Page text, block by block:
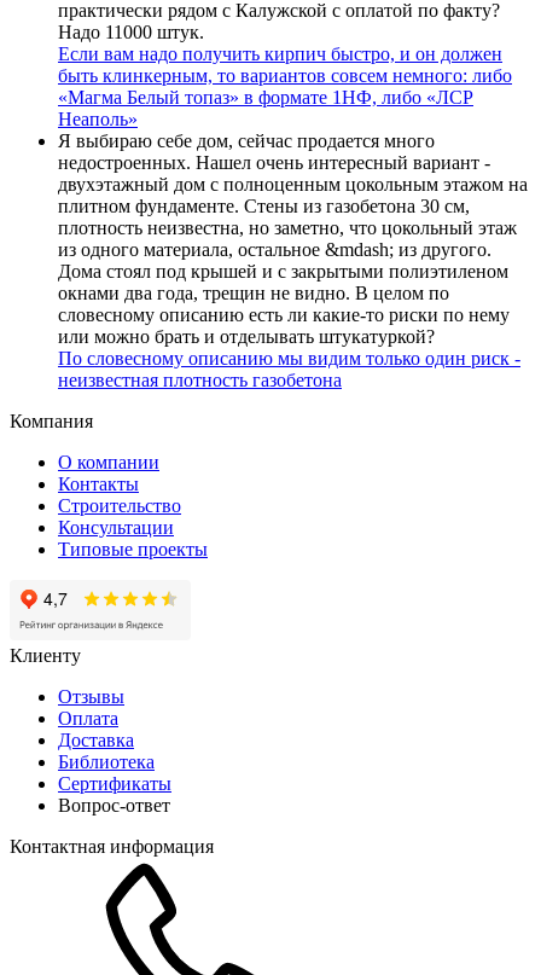
практически рядом с Калужской с оплатой по факту?
Надо 11000 штук.
Если вам надо получить кирпич быстро, и он должен
быть клинкерным, то вариантов совсем немного: либо
«Магма Белый топаз» в формате 1НФ, либо «ЛСР
Неаполь»
Я выбираю себе дом, сейчас продается много
недостроенных. Нашел очень интересный вариант -
двухэтажный дом с полноценным цокольным этажом на
плитном фундаменте. Стены из газобетона 30 см,
плотность неизвестна, но заметно, что цокольный этаж
из одного материала, остальное &mdash; из другого.
Дома стоял под крышей и с закрытыми полиэтиленом
окнами два года, трещин не видно. В целом по
словесному описанию есть ли какие-то риски по нему
или можно брать и отделывать штукатуркой?
По словесному описанию мы видим только один риск -
неизвестная плотность газобетона
Компания
О компании
Контакты
Строительство
Консультации
Типовые проекты
Клиенту
Отзывы
Оплата
Доставка
Библиотека
Сертификаты
Вопрос-ответ
Контактная информация